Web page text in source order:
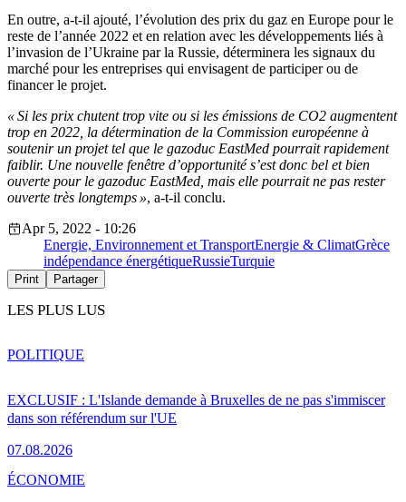
En outre, a-t-il ajouté, l’évolution des prix du gaz en Europe pour le
reste de l’année 2022 et en relation avec les développements liés à
l’invasion de l’Ukraine par la Russie, déterminera les signaux du
marché pour les entreprises qui envisagent de participer ou de
financer le projet.
« Si les prix chutent trop vite ou si les émissions de CO2 augmentent
trop en 2022, la détermination de la Commission européenne à
soutenir un projet tel que le gazoduc EastMed pourrait rapidement
faiblir. Une nouvelle fenêtre d’opportunité s’est donc bel et bien
ouverte pour le gazoduc EastMed, mais elle pourrait ne pas rester
ouverte très longtemps », a-t-il conclu.
Apr 5, 2022 - 10:26
Energie, Environnement et TransportEnergie & ClimatGrèce
indépendance énergétiqueRussieTurquie
Print Partager
LES PLUS LUS
EXCLUSIF : L'Islande demande à Bruxelles de ne pas s'immiscer
dans son référendum sur l'UE
07.08.2026
POLITIQUE
ÉCONOMIE